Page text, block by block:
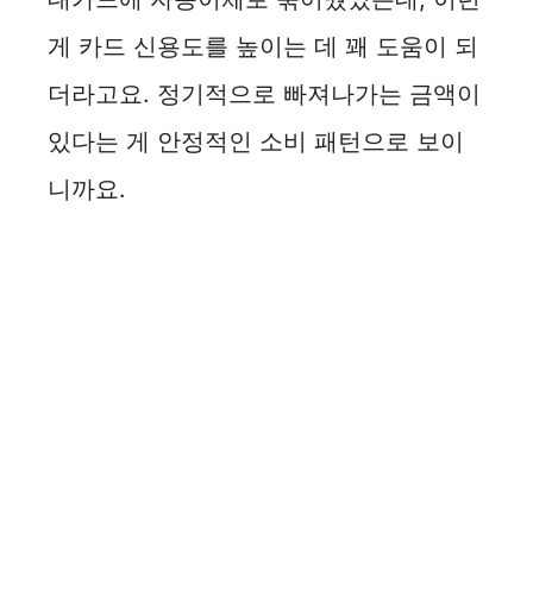
게 카드 신용도를 높이는 데 꽤 도움이 되
더라고요. 정기적으로 빠져나가는 금액이
있다는 게 안정적인 소비 패턴으로 보이
니까요.